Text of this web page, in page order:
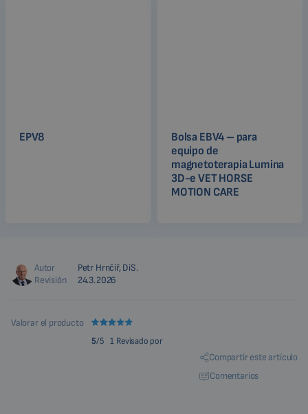
EPV8
Bolsa EBV4 – para
equipo de
magnetoterapia Lumina
3D-e VET HORSE
MOTION CARE
Autor
Petr Hrnčíř, DiS.
Revisión
24.3.2026
Valorar el producto
5/5 1 Revisado por
Compartir este artículo
Comentarios